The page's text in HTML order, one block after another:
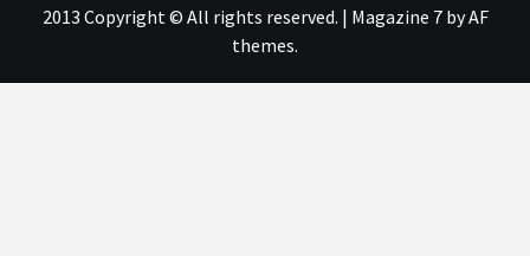
2013 Copyright © All rights reserved. | Magazine 7by AF
themes.